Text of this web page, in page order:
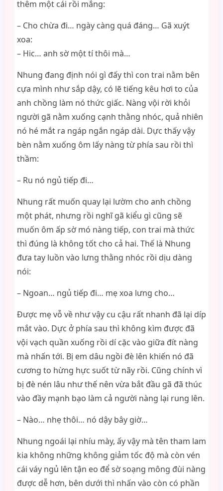
thêm một cái rồi mắng:
– Cho chừa đi… ngày càng quá đáng… Gã xuýt
xoa:
– Hic… anh sờ một tí thôi mà…
Nhung đang định nói gì đấy thì con trai nằm bên
cựa mình như sắp dậy, có lẽ tiếng kêu hơi to của
anh chồng làm nó thức giấc. Nàng vội rời khỏi
người gã nằm xuống cạnh thằng nhóc, quả nhiên
nó hé mắt ra ngáp ngắn ngáp dài. Dực thấy vậy
bèn nằm xuống ôm lấy nàng từ phía sau rồi thì
thầm:
– Ru nó ngủ tiếp đi…
Nhung rất muốn quay lại lườm cho anh chồng
một phát, nhưng rồi nghĩ gã kiểu gì cũng sẽ
muốn ôm ấp sờ mó nàng tiếp, con trai mà thức
thì đúng là không tốt cho cả hai. Thế là Nhung
đưa tay luồn vào lưng thằng nhóc rồi dịu dàng
nói:
– Ngoan… ngủ tiếp đi… mẹ xoa lưng cho…
Được mẹ vỗ về như vậy cu cậu rất nhanh đã lại díp
mắt vào. Dực ở phía sau thì không kìm được đã
vội vạch quần xuống rồi dí cặc vào giữa đít nàng
mà nhấn tới. Bị em dâu ngồi đè lên khiến nó đã
cương to hừng hực suốt từ nãy rồi. Cũng chính vì
bị đè nén lâu như thế nên vừa bắt đầu gã đã thúc
vào đầy mạnh bạo làm cả người nàng lại rung lên.
– Nào… nhẹ thôi… nó dậy bây giờ…
Nhung ngoái lại nhíu mày, ấy vậy mà tên tham lam
kia không những không giảm tốc độ mà còn vén
cái váy ngủ lên tận eo để sờ soạng mông đùi nàng
được dễ hơn, bên dưới thì nhấn vào còn có phần